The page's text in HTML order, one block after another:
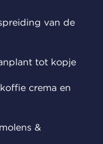
van de
tot kopje
crema en
&